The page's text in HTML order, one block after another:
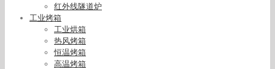
红外线隧道炉
工业烤箱
工业烘箱
热风烤箱
恒温烤箱
高温烤箱